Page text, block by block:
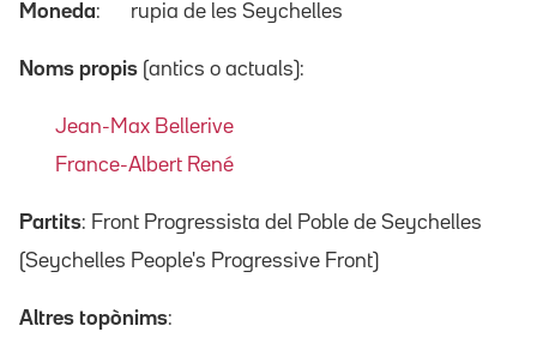
Moneda: rupia de les Seychelles
Noms propis (antics o actuals):
Jean-Max Bellerive
France-Albert René
Partits: Front Progressista del Poble de Seychelles
(Seychelles People's Progressive Front)
Altres topònims: